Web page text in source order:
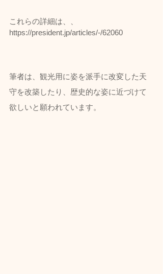
これらの詳細は、、
https://president.jp/articles/-/62060
筆者は、観光用に姿を派手に改変した天
守を改築したり、歴史的な姿に近づけて
欲しいと願われています。